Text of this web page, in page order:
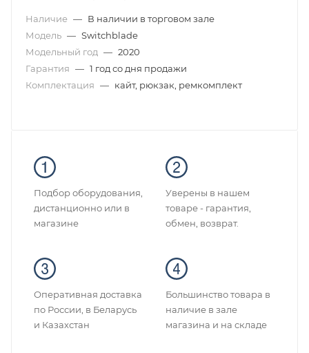
Наличие — В наличии в торговом зале
Модель — Switchblade
Модельный год — 2020
Гарантия — 1 год со дня продажи
Комплектация — кайт, рюкзак, ремкомплект
Подбор оборудования,
дистанционно или в
магазине
Уверены в нашем
товаре - гарантия,
обмен, возврат.
Оперативная доставка
по России, в Беларусь
и Казахстан
Большинство товара в
наличие в зале
магазина и на складе